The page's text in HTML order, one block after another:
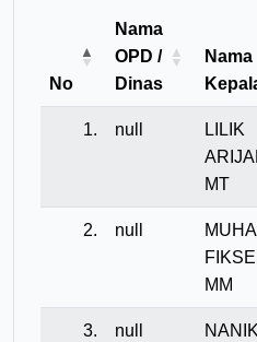
No
Nama
OPD /
Dinas
Nama
1. null
LILIK
MT
2. null
MM
3. null
NANIK